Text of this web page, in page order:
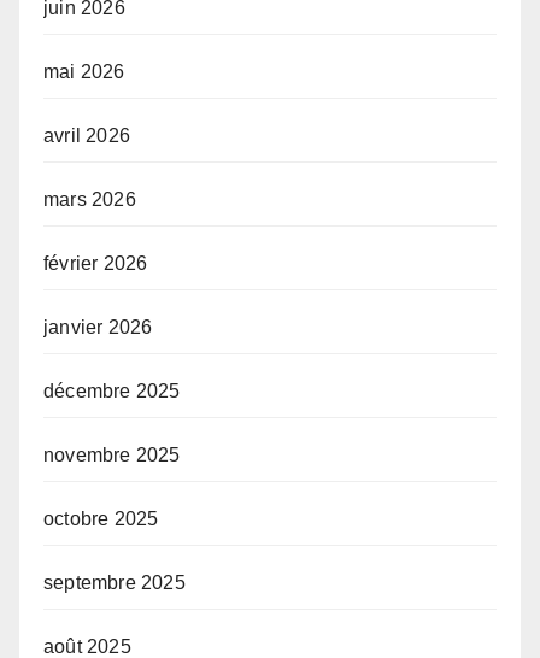
juin 2026
mai 2026
avril 2026
mars 2026
février 2026
janvier 2026
décembre 2025
novembre 2025
octobre 2025
septembre 2025
août 2025